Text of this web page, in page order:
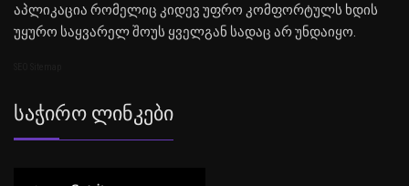
აპლიკაცია რომელიც კიდევ უფრო კომფორტულს ხდის
უყურო საყვარელ შოუს ყველგან სადაც არ უნდაიყო.
Საჭირო Ლინკები